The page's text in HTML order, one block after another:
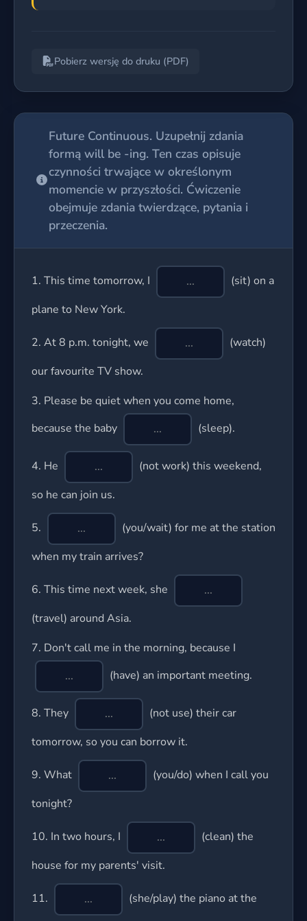
Pobierz wersję do druku (PDF)
Future Continuous. Uzupełnij zdania
formą will be -ing. Ten czas opisuje
czynności trwające w określonym
momencie w przyszłości. Ćwiczenie
obejmuje zdania twierdzące, pytania i
przeczenia.
1. This time tomorrow, I
(sit) on a
plane to New York.
2. At 8 p.m. tonight, we
(watch)
our favourite TV show.
3. Please be quiet when you come home,
because the baby
(sleep).
4. He
(not work) this weekend,
so he can join us.
5.
(you/wait) for me at the station
when my train arrives?
6. This time next week, she
(travel) around Asia.
7. Don't call me in the morning, because I
(have) an important meeting.
8. They
(not use) their car
tomorrow, so you can borrow it.
9. What
(you/do) when I call you
tonight?
10. In two hours, I
(clean) the
house for my parents' visit.
11.
(she/play) the piano at the